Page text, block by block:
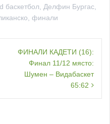
баскетбол Делфин Бургас
финали
ФИНАЛИ КАДЕТИ (16):
Финал 11/12 място:
Шумен – Видабаскет
65:62